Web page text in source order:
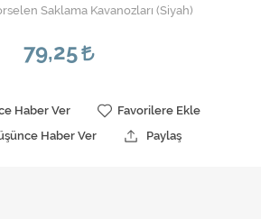
Saklama Kavanozları (Siyah)
79,25
Haber Ver
Favorilere Ekle
Haber Ver
Paylaş